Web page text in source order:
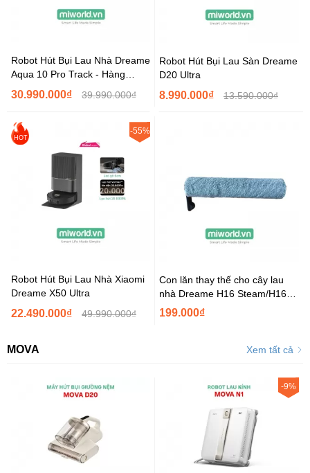
Robot Hút Bụi Lau Nhà Dreame
Aqua 10 Pro Track - Hàng
Chính Hãng
30.990.000₫ 39.990.000₫
Robot Hút Bụi Lau Sàn Dreame
D20 Ultra
8.990.000₫ 13.590.000₫
HOT
-55%
Robot Hút Bụi Lau Nhà Xiaomi
Dreame X50 Ultra
22.490.000₫ 49.990.000₫
Con lăn thay thế cho cây lau
nhà Dreame H16 Steam/H16
Pro Triforce
199.000₫
MOVA Xem tất cả
-9%